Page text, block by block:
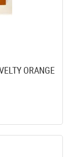
ORANGE